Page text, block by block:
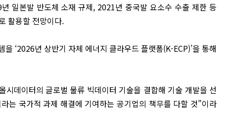
일본발 반도체 소재 규제, 2021년 중국발 요소수 수출 제한 등
활용할 전망이다.
‘2026년 상반기 자체 에너지 클라우드 플랫폼(K-ECP)’을 통해
데이터의 글로벌 물류 빅데이터 기술을 결합해 기술 개발을 선
는 국가적 과제 해결에 기여하는 공기업의 책무를 다할 것”이라